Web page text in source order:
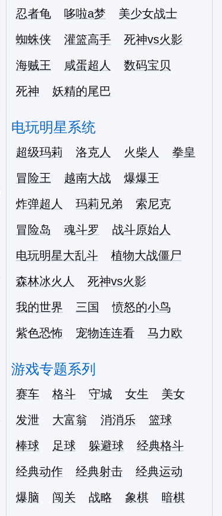
忍者龟
哆啦a梦
美少女战士
蜘蛛侠
灌篮高手
死神vs火影
海贼王
咸蛋超人
数码宝贝
死神
妖精的尾巴
电玩明星系统
超级玛莉 洛克人 火柴人
拳皇
冒险王
越南大战
爆爆王
炸弹超人
玛莉兄弟
索尼克
冒险岛
魂斗罗
战斗原始人
电玩明星大乱斗
植物大战僵尸
森林冰火人
死神vs火影
我的世界
三国
愤怒的小鸟
紫色恐怖
宠物连连看 马力欧
游戏专题系列
赛车 格斗 守城 女生
美女
发泄
大富翁 消消乐
篮球
棒球
足球 躲避球
经典格斗
经典动作
经典射击
经典运动
爆脑
闯关 战略 象棋
暗棋